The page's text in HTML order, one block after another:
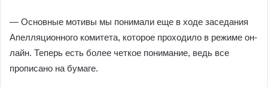
— Основные мотивы мы понимали еще в ходе заседания
Апелляционного комитета, которое проходило в режиме он-
лайн. Теперь есть более четкое понимание, ведь все
прописано на бумаге.